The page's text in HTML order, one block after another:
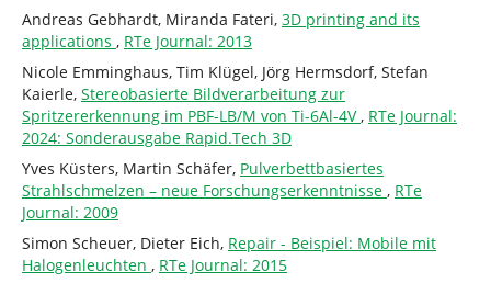
Andreas Gebhardt, Miranda Fateri, 3D printing and its
applications , RTe Journal: 2013
Nicole Emminghaus, Tim Klügel, Jörg Hermsdorf, Stefan
Kaierle, Stereobasierte Bildverarbeitung zur
Spritzererkennung im PBF-LB/M von Ti-6Al-4V , RTe Journal:
2024: Sonderausgabe Rapid.Tech 3D
Yves Küsters, Martin Schäfer, Pulverbettbasiertes
Strahlschmelzen – neue Forschungserkenntnisse , RTe
Journal: 2009
Simon Scheuer, Dieter Eich, Repair - Beispiel: Mobile mit
Halogenleuchten , RTe Journal: 2015